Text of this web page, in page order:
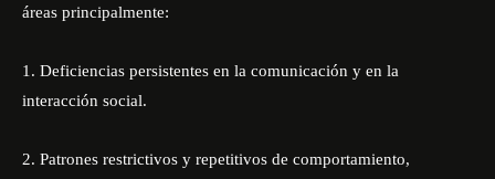
áreas principalmente:
1. Deficiencias persistentes en la comunicación y en la
interacción social.
2. Patrones restrictivos y repetitivos de comportamiento,